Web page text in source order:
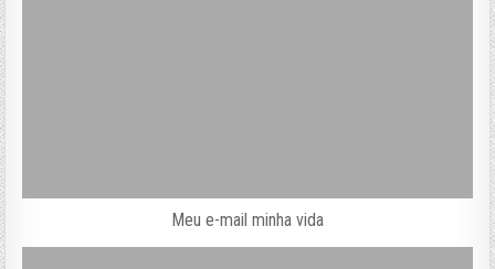
Meu e-mail minha vida